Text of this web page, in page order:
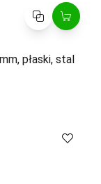
Porównaj
płaski, stal